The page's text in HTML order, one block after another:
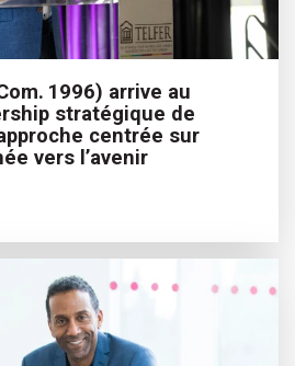
1996) arrive au
stratégique de
centrée sur
vers l’avenir